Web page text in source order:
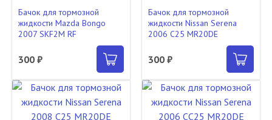
Бачок для тормозной
жидкости Mazda Bongo
2007 SKF2M RF
300 ₽
Бачок для тормозной
жидкости Nissan Serena
2006 C25 MR20DE
300 ₽